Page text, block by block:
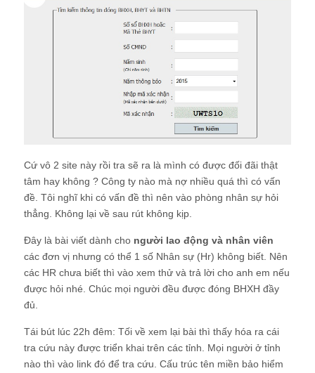
Cứ vô 2 site này rồi tra sẽ ra là mình có được đối đãi thật
tâm hay không ? Công ty nào mà nợ nhiều quá thì có vấn
đề. Tôi nghĩ khi có vấn đề thì nên vào phòng nhân sự hỏi
thẳng. Không lại về sau rút không kịp.
Đây là bài viết dành cho người lao động và nhân viên
các đơn vị nhưng có thể 1 số Nhân sự (Hr) không biết. Nên
các HR chưa biết thì vào xem thử và trả lời cho anh em nếu
được hỏi nhé. Chúc mọi người đều được đóng BHXH đầy
đủ.
Tái bút lúc 22h đêm: Tối về xem lại bài thì thấy hóa ra cái
tra cứu này được triển khai trên các tỉnh. Mọi người ở tỉnh
nào thì vào link đó để tra cứu. Cấu trúc tên miền bảo hiểm